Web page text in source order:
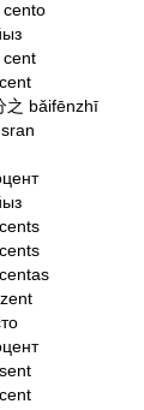
cento
cent
之 bǎifēnzhī